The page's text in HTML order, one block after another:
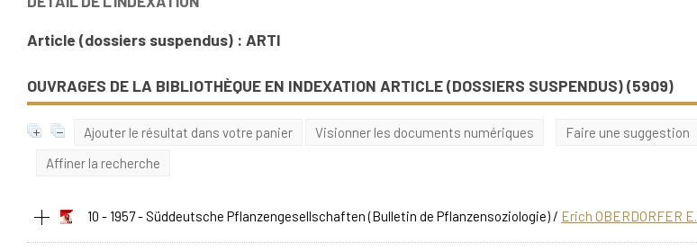
Article (dossiers suspendus) : ARTI
OUVRAGES DE LA BIBLIOTHÈQUE EN INDEXATION ARTICLE (DOSSIERS SUSPENDUS) (5909)
Ajouter le résultat dans votre panier Visionner les documents numériques
Faire une suggestion
Affiner la recherche
10 - 1957 - Süddeutsche Pflanzengesellschaften(Bulletin de Pflanzensoziologie)/ Erich OBERDORFER E.